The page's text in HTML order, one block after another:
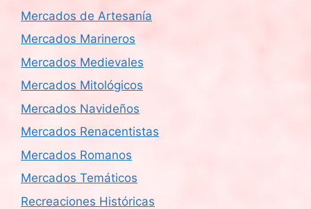
Mercados de Artesanía
Mercados Marineros
Mercados Medievales
Mercados Mitológicos
Mercados Navideños
Mercados Renacentistas
Mercados Romanos
Mercados Temáticos
Recreaciones Históricas